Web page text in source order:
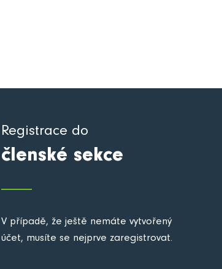
Registrace do
členské sekce
V případě, že ještě nemáte vytvořený
účet, musíte se nejprve zaregistrovat.